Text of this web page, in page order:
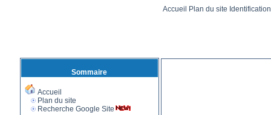
Accueil Plan du site
Sommaire
Accueil
Plan du site
Recherche Google Site